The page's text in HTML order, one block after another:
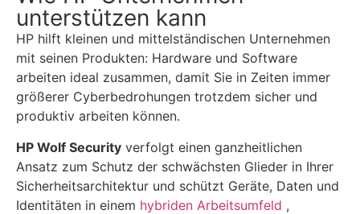
unterstützen kann
HP hilft kleinen und mittelständischen Unternehmen
mit seinen Produkten: Hardware und Software
arbeiten ideal zusammen, damit Sie in Zeiten immer
größerer Cyberbedrohungen trotzdem sicher und
produktiv arbeiten können.
HP Wolf Security verfolgt einen ganzheitlichen
Ansatz zum Schutz der schwächsten Glieder in Ihrer
Sicherheitsarchitektur und schützt Geräte, Daten und
Identitäten in einem hybriden Arbeitsumfeld ,